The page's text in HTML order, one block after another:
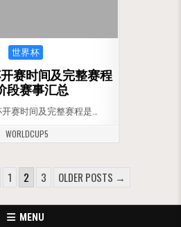
Posted in
世界杯
赛时间及完整赛程
段赛事汇总
赛时间及完整赛程是…
WORLDCUP5
1 2 3 OLDER POSTS →
MENU